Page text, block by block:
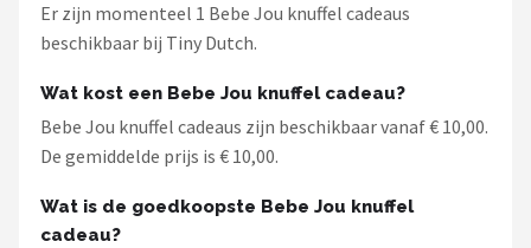
Funnies.
Er zijn momenteel 1 Bebe Jou knuffel cadeaus
beschikbaar bij Tiny Dutch.
Wat kost een Bebe Jou knuffel cadeau?
Bebe Jou knuffel cadeaus zijn beschikbaar vanaf € 10,00.
De gemiddelde prijs is € 10,00.
Wat is de goedkoopste Bebe Jou knuffel
cadeau?